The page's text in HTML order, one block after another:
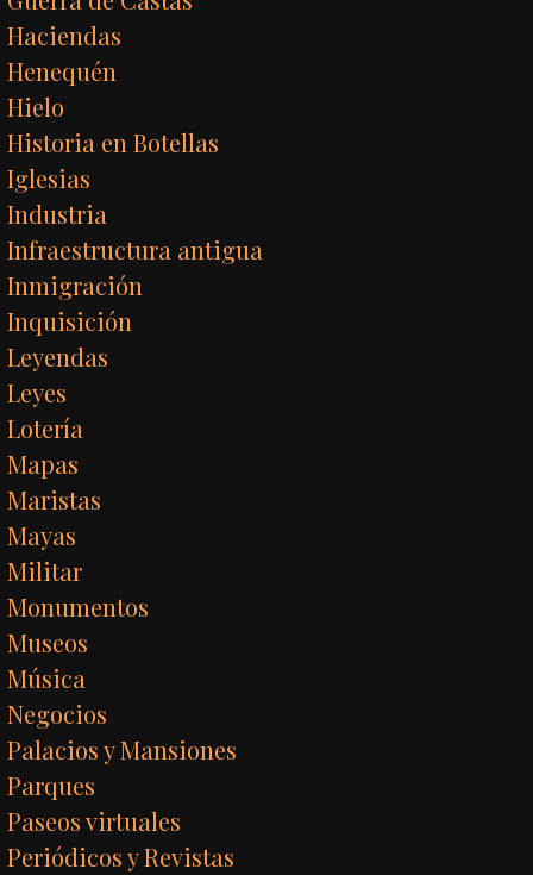
Haciendas
Henequén
Hielo
Historia en Botellas
Iglesias
Industria
Infraestructura antigua
Inmigración
Inquisición
Leyendas
Leyes
Lotería
Mapas
Maristas
Mayas
Militar
Monumentos
Museos
Música
Negocios
Palacios y Mansiones
Parques
Paseos virtuales
Periódicos y Revistas